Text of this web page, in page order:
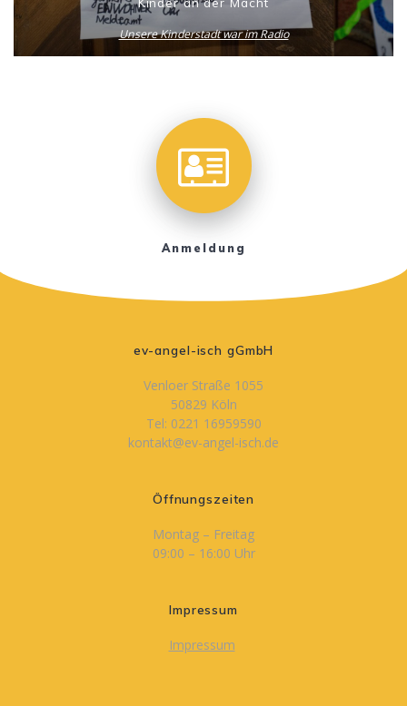
Unsere Kinderstadt war im Radio
Anmeldung
ev-angel-isch gGmbH
Venloer Straße 1055
50829 Köln
Tel: 0221 16959590
kontakt@ev-angel-isch.de
Öffnungszeiten
Montag – Freitag
09:00 – 16:00 Uhr
Impressum
Impressum